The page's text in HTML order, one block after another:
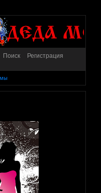
Поиск
Регистрация